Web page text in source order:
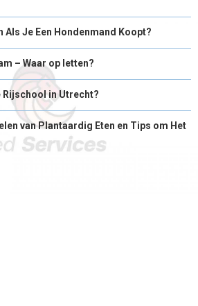
Als Je Een Hondenmand Koopt?
– Waar op letten?
Rijschool in Utrecht?
van Plantaardig Eten en Tips om Het